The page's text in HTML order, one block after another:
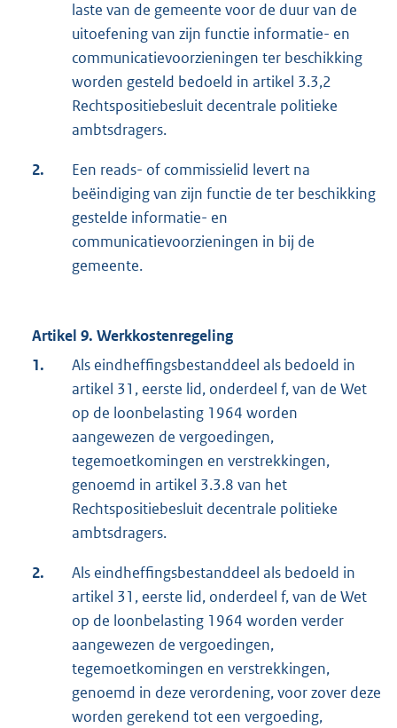
laste van de gemeente voor de duur van de
uitoefening van zijn functie informatie- en
communicatievoorzieningen ter beschikking
worden gesteld bedoeld in artikel 3.3,2
Rechtspositiebesluit decentrale politieke
ambtsdragers.
2.
Een reads- of commissielid levert na
beëindiging van zijn functie de ter beschikking
gestelde informatie- en
communicatievoorzieningen in bij de
gemeente.
Artikel 9. Werkkostenregeling
1.
Als eindheffingsbestanddeel als bedoeld in
artikel 31, eerste lid, onderdeel f, van de Wet
op de loonbelasting 1964 worden
aangewezen de vergoedingen,
tegemoetkomingen en verstrekkingen,
genoemd in artikel 3.3.8 van het
Rechtspositiebesluit decentrale politieke
ambtsdragers.
2.
Als eindheffingsbestanddeel als bedoeld in
artikel 31, eerste lid, onderdeel f, van de Wet
op de loonbelasting 1964 worden verder
aangewezen de vergoedingen,
tegemoetkomingen en verstrekkingen,
genoemd in deze verordening, voor zover deze
worden gerekend tot een vergoeding,